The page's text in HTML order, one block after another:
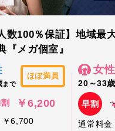
数100％保証】地域最
『メガ個室』
まで
ほぼ満員
￥6,200
￥6,700
女性
20～33歳
早割
通常料